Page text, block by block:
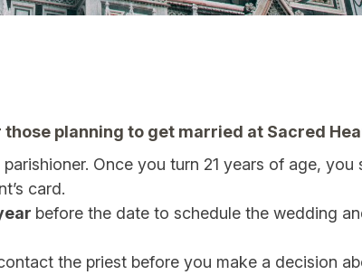
planning to get married at Sacred
Once you turn 21 years of age, you
card.
before the date to schedule the wedding
the priest before you make a decision